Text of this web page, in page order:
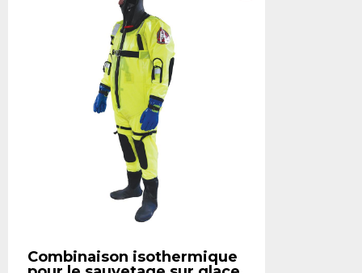
Combinaison isothermique